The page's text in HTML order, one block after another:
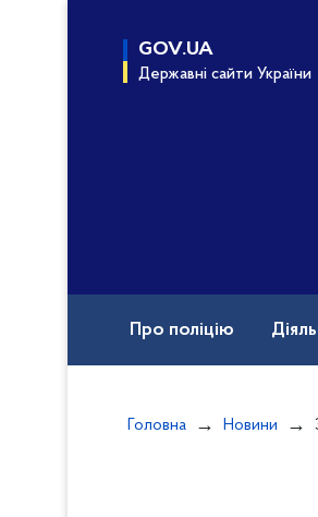
GOV.UA
Державні сайти України
Про поліцію
Головна Новини